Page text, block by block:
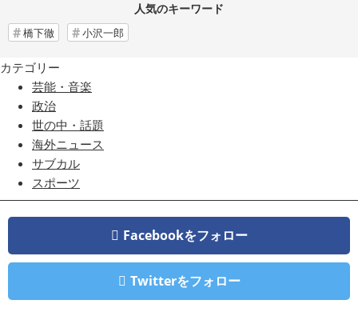
人気のキーワード
橋下徹 小沢一郎
カテゴリー
芸能・音楽
政治
世の中・話題
海外ニュース
サブカル
スポーツ
Facebookをフォロー
Twitterをフォロー